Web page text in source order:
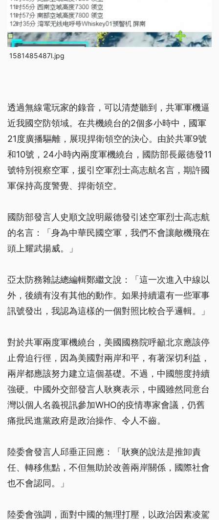
1581485487l.jpg
透過無線電玩家的錄音，可以清楚聽到，共軍軍機逼
近我國空防領域。在共機繞台的2個多小時中，國軍
21度廣播驅離，展現捍衛領空的決心。由於共軍9號
和10號，24小時內兩度軍機繞台，國防部長嚴德發11
號特別視察空軍，援引空軍烈士高志航名言，期許國
軍保持高度警覺、捍衛領空。
國防部發言人史順文說明嚴德發引述空軍烈士高志航
的名言：「身為中華民國空軍，我們不會讓敵機飛在
頭上耀武揚威。」
亞太防務雜誌總編輯鄭繼文說：「這一次進入中線以
外，後續有沒有其他的動作。如果持續還有一些軍事
訊號發出，我認為這樣的一個對照比較合乎邏輯。」
對於共軍兩度軍機繞台，美國國務院呼籲北京應該停
止脅迫行徑，因為美國對兩岸和平，有著深切利益，
兩岸都應該努力建立這個基礎。不過，中國態度持續
強硬。中國外交部發言人耿爽表示，中國雖然同意台
灣以個人名義視訊參加WHO的疫情專家會議，仍舊
痛批民進黨政府是政治操作、令人不齒。
陸委會發言人邱垂正回應：「耿爽的說法是推卸責
任、轉移焦點，不但無助於改善兩岸關係，國際社會
也不會認同。」
陸委會強調，面對中國的無理打壓，以政治因素凌駕